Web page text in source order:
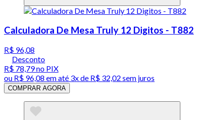
Calculadora De Mesa Truly 12 Digitos - T882
R$ 96,08
Desconto
R$ 78,79no PIX
ou R$ 96,08 em até 3x de R$ 32,02 sem juros
COMPRAR AGORA